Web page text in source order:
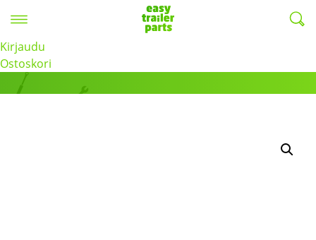
Kirjaudu
Ostoskori
Tuotteet